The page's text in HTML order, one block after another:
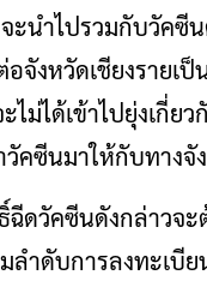
ะนำไปรวมกับวัคซี
จังหวัดเชียงรายเ
ะไม่ได้เข้าไปยุ่งเกี่
คซีนมาให้กับทางจั
ดวัคซีนดังกล่าวจ
ำดับการลงทะเบี